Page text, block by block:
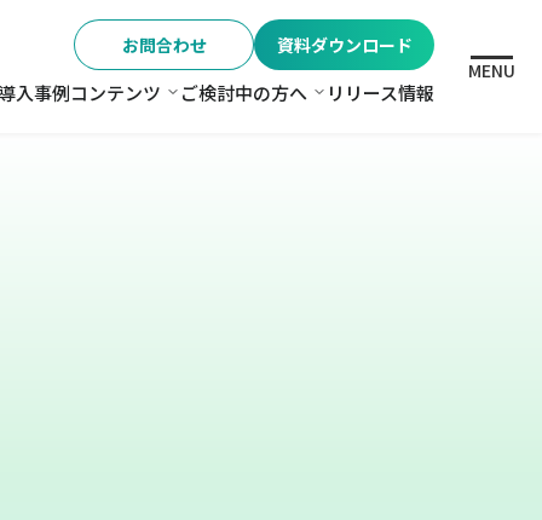
お問合わせ 資料ダウンロード
入事例コンテンツ コンテンツ
ご検討中の方へ ご検討中の方へ
リリース情報
MENU